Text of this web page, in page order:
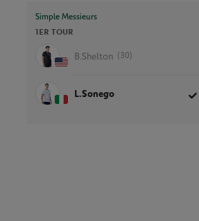
Simple Messieurs
1ER TOUR
B.Shelton (30)
L.Sonego